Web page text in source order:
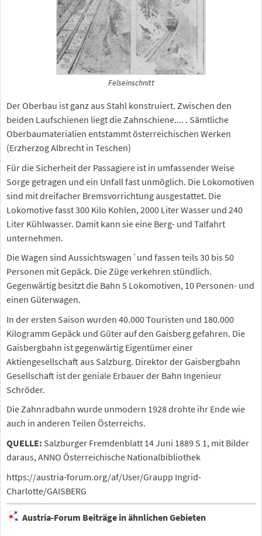
Felseinschnitt
Der Oberbau ist ganz aus Stahl konstruiert. Zwischen den
beiden Laufschienen liegt die Zahnschiene.... . Sämtliche
Oberbaumaterialien entstammt österreichischen Werken
(Erzherzog Albrecht in Teschen)
Für die Sicherheit der Passagiere ist in umfassender Weise
Sorge getragen und ein Unfall fast unmöglich. Die Lokomotiven
sind mit dreifacher Bremsvorrichtung ausgestattet. Die
Lokomotive fasst 300 Kilo Kohlen, 2000 Liter Wasser und 240
Liter Kühlwasser. Damit kann sie eine Berg- und Talfahrt
unternehmen.
Die Wagen sind Aussichtswagen´und fassen teils 30 bis 50
Personen mit Gepäck. Die Züge verkehren stündlich.
Gegenwärtig besitzt die Bahn 5 Lokomotiven, 10 Personen- und
einen Güterwagen.
In der ersten Saison wurden 40.000 Touristen und 180.000
Kilogramm Gepäck und Güter auf den Gaisberg gefahren. Die
Gaisbergbahn ist gegenwärtig Eigentümer einer
Aktiengesellschaft aus Salzburg. Direktor der Gaisbergbahn
Gesellschaft ist der geniale Erbauer der Bahn Ingenieur
Schröder.
Die Zahnradbahn wurde unmodern 1928 drohte ihr Ende wie
auch in anderen Teilen Österreichs.
QUELLE: Salzburger Fremdenblatt 14 Juni 1889 S 1, mit Bilder
daraus, ANNO Österreichische Nationalbibliothek
https://austria-forum.org/af/User/Graupp Ingrid-
Charlotte/GAISBERG
Austria-Forum Beiträge in ähnlichen Gebieten